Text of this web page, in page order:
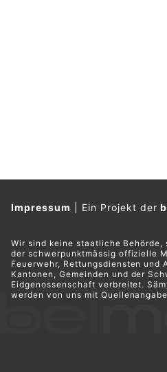
Impressum Ein Projekt der
Wir sind keine staatliche Behörde,
der schwerpunktmässig offizielle
Feuerwehr, Rettungsdiensten und
Kantonen, Gemeinden und der
Eidgenossenschaft verbreitet.
werden von uns mit